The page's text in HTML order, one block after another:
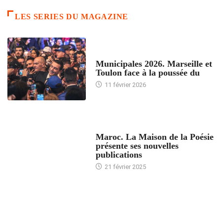
LES SERIES DU MAGAZINE
Municipales 2026. Marseille et
Toulon face à la poussée du
11 février 2026
Maroc. La Maison de la Poésie
présente ses nouvelles
publications
21 février 2025